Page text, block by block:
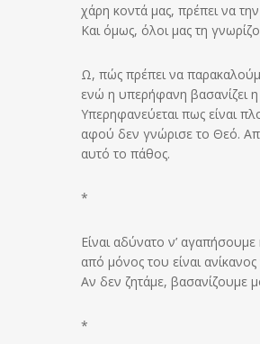
χάρη κοντά μας, πρέπει να
Και όμως, όλοι μας τη
Ω, πώς πρέπει να
ενώ η υπερήφανη βασανίζει
Υπερηφανεύεται πως είναι
αφού δεν γνώρισε το Θεό.
αυτό το πάθος.
*
Είναι αδύνατο ν’
από μόνος του είναι
Αν δεν ζητάμε, βασανίζουμε
*